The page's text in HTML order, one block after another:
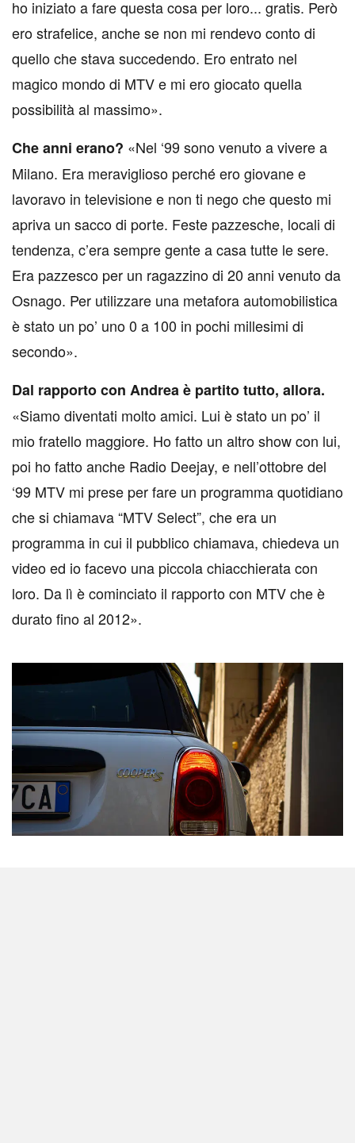
ho iniziato a fare questa cosa per loro... gratis. Però
ero strafelice, anche se non mi rendevo conto di
quello che stava succedendo. Ero entrato nel
magico mondo di MTV e mi ero giocato quella
possibilità al massimo».
Che anni erano? «Nel ‘99 sono venuto a vivere a
Milano. Era meraviglioso perché ero giovane e
lavoravo in televisione e non ti nego che questo mi
apriva un sacco di porte. Feste pazzesche, locali di
tendenza, c’era sempre gente a casa tutte le sere.
Era pazzesco per un ragazzino di 20 anni venuto da
Osnago. Per utilizzare una metafora automobilistica
è stato un po’ uno 0 a 100 in pochi millesimi di
secondo».
Dal rapporto con Andrea è partito tutto, allora.
«Siamo diventati molto amici. Lui è stato un po’ il
mio fratello maggiore. Ho fatto un altro show con lui,
poi ho fatto anche Radio Deejay, e nell’ottobre del
‘99 MTV mi prese per fare un programma quotidiano
che si chiamava “MTV Select”, che era un
programma in cui il pubblico chiamava, chiedeva un
video ed io facevo una piccola chiacchierata con
loro. Da lì è cominciato il rapporto con MTV che è
durato fino al 2012».